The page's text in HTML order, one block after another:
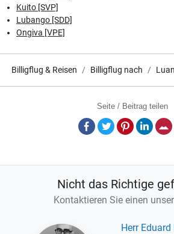
Kuito [SVP]
Lubango [SDD]
Ongiva [VPE]
Billigflug & Reisen Billigflug nach
Seite / Beitrag teilen
Facebook
TwitterPinterest
Nicht das Richtige
Kontaktieren Sie einen
Herr Eduard